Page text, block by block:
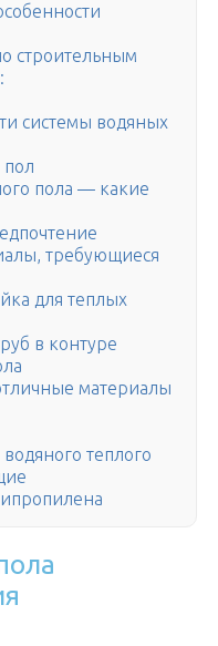
строительным
системы водяных
пола — какие
требующиеся
для теплых
в контуре
материалы
теплого